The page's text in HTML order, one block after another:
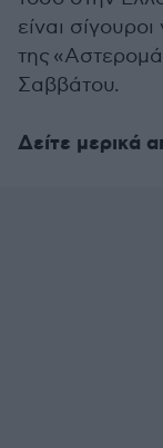
είναι
της
Σαββάτου.
Δείτε μερικά